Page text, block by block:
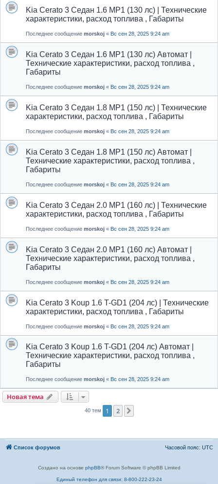
Kia Cerato 3 Седан 1.6 MP1 (130 лс) | Технические
характеристики, расход топлива , Габариты
Последнее сообщение morskoj « Вс сен 28, 2025 9:24 am
Kia Cerato 3 Седан 1.6 MP1 (130 лс) Автомат |
Технические характеристики, расход топлива ,
Габариты
Последнее сообщение morskoj « Вс сен 28, 2025 9:24 am
Kia Cerato 3 Седан 1.8 MP1 (150 лс) | Технические
характеристики, расход топлива , Габариты
Последнее сообщение morskoj « Вс сен 28, 2025 9:24 am
Kia Cerato 3 Седан 1.8 MP1 (150 лс) Автомат |
Технические характеристики, расход топлива ,
Габариты
Последнее сообщение morskoj « Вс сен 28, 2025 9:24 am
Kia Cerato 3 Седан 2.0 MP1 (160 лс) | Технические
характеристики, расход топлива , Габариты
Последнее сообщение morskoj « Вс сен 28, 2025 9:24 am
Kia Cerato 3 Седан 2.0 MP1 (160 лс) Автомат |
Технические характеристики, расход топлива ,
Габариты
Последнее сообщение morskoj « Вс сен 28, 2025 9:24 am
Kia Cerato 3 Koup 1.6 T-GD1 (204 лс) | Технические
характеристики, расход топлива , Габариты
Последнее сообщение morskoj « Вс сен 28, 2025 9:24 am
Kia Cerato 3 Koup 1.6 T-GD1 (204 лс) Автомат |
Технические характеристики, расход топлива ,
Габариты
Последнее сообщение morskoj « Вс сен 28, 2025 9:24 am
Новая тема
40 тем 1 2
Список форумов Часовой пояс: UTC
Создано на основе phpBB® Forum Software © phpBB Limited
Единый телефон для связи: 8-800-222-23-24